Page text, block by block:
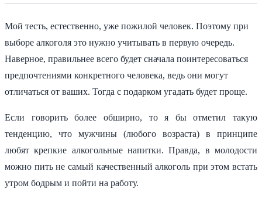
Мой тесть, естественно, уже пожилой человек. Поэтому при
выборе алкоголя это нужно учитывать в первую очередь.
Наверное, правильнее всего будет сначала поинтересоваться
предпочтениями конкретного человека, ведь они могут
отличаться от ваших. Тогда с подарком угадать будет проще.
Если говорить более обширно, то я бы отметил такую
тенденцию, что мужчины (любого возраста) в принципе
любят крепкие алкогольные напитки. Правда, в молодости
можно пить не самый качественный алкоголь при этом встать
утром бодрым и пойти на работу.